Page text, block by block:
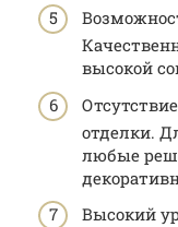
высокой
отделки.
любые
Высокий